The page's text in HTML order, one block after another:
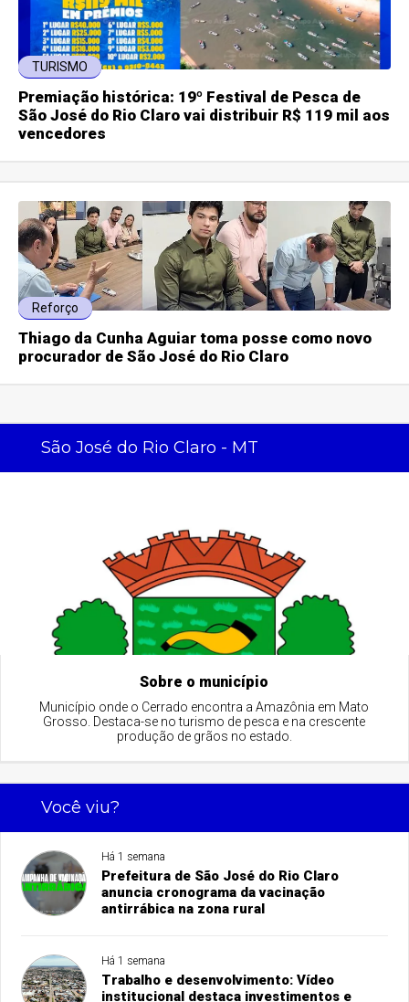
TURISMO
Premiação histórica: 19º Festival de Pesca de
São José do Rio Claro vai distribuir R$ 119 mil aos
vencedores
Reforço
Thiago da Cunha Aguiar toma posse como novo
procurador de São José do Rio Claro
São José do Rio Claro - MT
Sobre o município
Município onde o Cerrado encontra a Amazônia em Mato
Grosso. Destaca-se no turismo de pesca e na crescente
produção de grãos no estado.
Você viu?
Há 1 semana
Prefeitura de São José do Rio Claro
anuncia cronograma da vacinação
antirrábica na zona rural
Há 1 semana
Trabalho e desenvolvimento: Vídeo
institucional destaca investimentos e